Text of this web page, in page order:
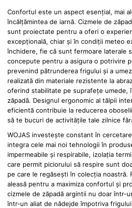
Confortul este un aspect esențial, mai
încălțămintea de iarnă. Cizmele de
sunt proiectate pentru a oferi o
excepțională, chiar și în condiții meteo
închidere, fie că sunt fermoare laterale
concepute pentru a asigura o potrivire
prevenind pătrunderea frigului și a
realizată din materiale rezistente la
oferind stabilitate pe suprafețe umede,
zăpadă. Designul ergonomic al tălpii
eficientă contribuie la reducerea
să te bucuri de activitățile tale zilnice
WOJAS investește constant în
integra cele mai noi tehnologii în
impermeabile și respirabile, izolația
care permit piciorului să respire sunt
pe care le regăsești în colecția noastră.
aleasă pentru a maximiza confortul și
cizmele de zăpadă argintii nu doar într-
într-un aliat de nădejde împotriva